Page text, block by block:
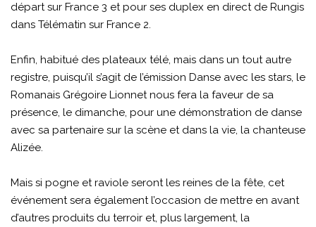
départ sur France 3 et pour ses duplex en direct de Rungis
dans Télématin sur France 2.
Enfin, habitué des plateaux télé, mais dans un tout autre
registre, puisqu’il s’agit de l’émission Danse avec les stars, le
Romanais Grégoire Lionnet nous fera la faveur de sa
présence, le dimanche, pour une démonstration de danse
avec sa partenaire sur la scène et dans la vie, la chanteuse
Alizée.
Mais si pogne et raviole seront les reines de la fête, cet
événement sera également l’occasion de mettre en avant
d’autres produits du terroir et, plus largement, la